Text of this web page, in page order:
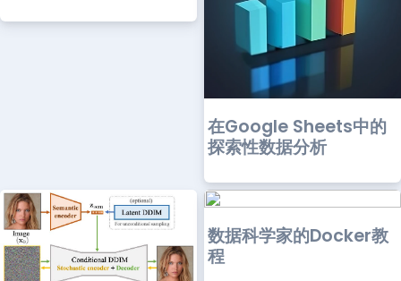
在Google Sheets中的
探索性数据分析
数据科学家的Docker教
程